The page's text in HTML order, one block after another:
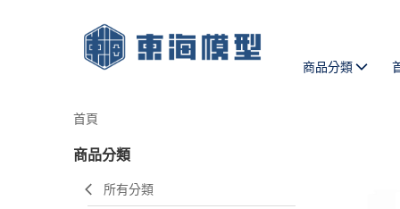
商品分類
首頁
商品分類
所有分類